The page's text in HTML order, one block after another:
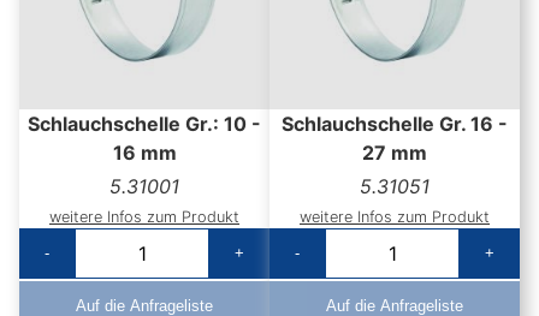
Schlauchschelle Gr.: 10 -
16 mm
5.31001
weitere Infos zum Produkt
-
+
Auf die Anfrageliste
Schlauchschelle Gr. 16 -
27 mm
5.31051
weitere Infos zum Produkt
-
+
Auf die Anfrageliste